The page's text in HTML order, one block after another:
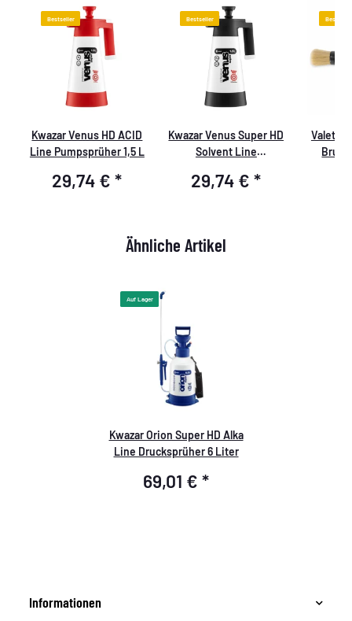
Bestseller
Kwazar Venus HD ACID
Line Pumpsprüher 1,5 L
29,74 €*
Bestseller
Kwazar Venus Super HD
Solvent Line
(für Lösemittel
29,74 €*
Bestseller
Brush
Ähnliche Artikel
Auf Lager
Kwazar Orion Super HD Alka
Line Drucksprüher 6 Liter
69,01 € *
Informationen